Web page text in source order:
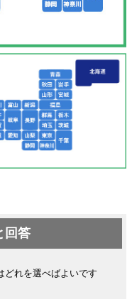
回答
どれを選べばよいです